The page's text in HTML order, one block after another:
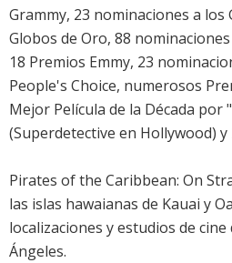
Grammy, 23 nominaciones a
Globos de Oro, 88
18 Premios Emmy, 23
People's Choice, numerosos
Mejor Película de la Década por
(Superdetective en Hollywood) y
Pirates of the Caribbean: On
las islas hawaianas de Kauai y
localizaciones y estudios de
Ángeles.